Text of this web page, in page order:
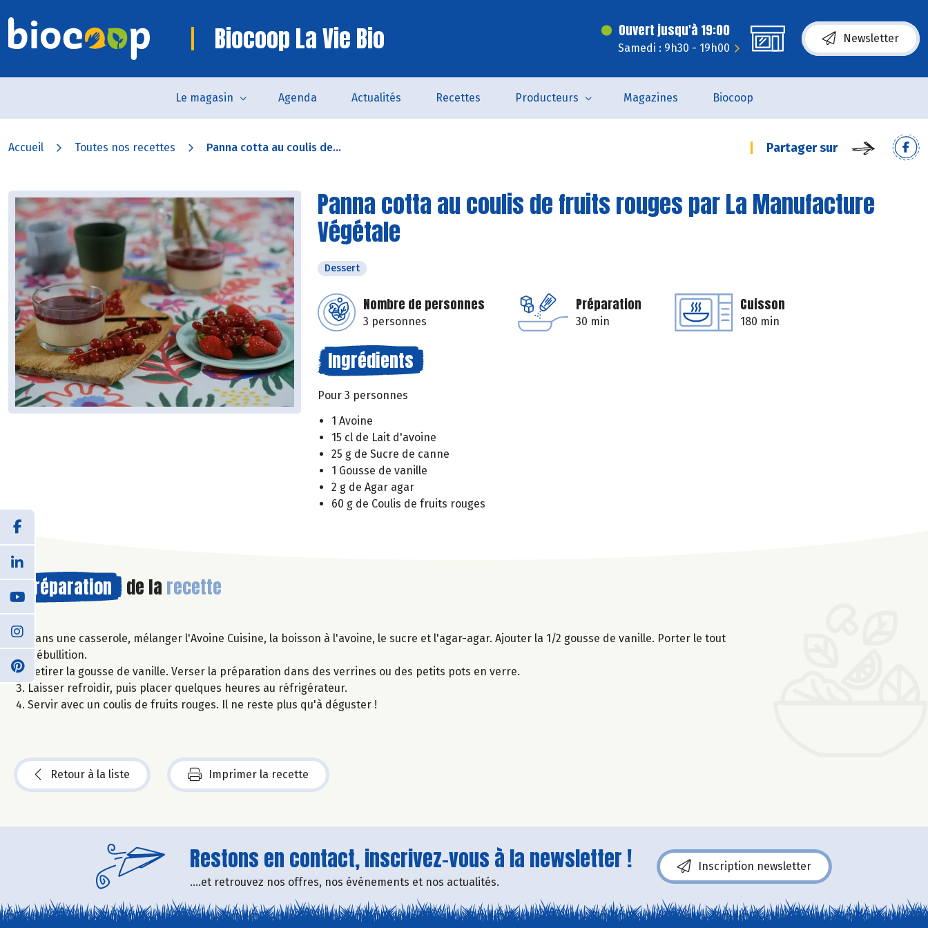
Biocoop La Vie Bio Ouvert jusqu'à 19:00
Samedi : 9h30 - 19h00
Newsletter
Le magasin Agenda Actualités Recettes Producteurs Magazines Biocoop
Accueil Toutes nos recettes Panna cotta au coulis de... Partager sur
Panna cotta au coulis de fruits rouges par La Manufacture
Végétale
Dessert
Nombre de personnes
3 personnes
Préparation
30 min
Cuisson
180 min
Ingrédients
Pour 3 personnes
1 Avoine
15 cl de Lait d'avoine
25 g de Sucre de canne
1 Gousse de vanille
2 g de Agar agar
60 g de Coulis de fruits rouges
Préparation de la recette
Dans une casserole, mélanger l'Avoine Cuisine, la boisson à l'avoine, le sucre et l'agar-agar. Ajouter la 1/2 gousse de vanille. Porter le tout
à ébullition.
Retirer la gousse de vanille. Verser la préparation dans des verrines ou des petits pots en verre.
Laisser refroidir, puis placer quelques heures au réfrigérateur.
Servir avec un coulis de fruits rouges. Il ne reste plus qu'à déguster !
Retour à la liste Imprimer la recette
Restons en contact, inscrivez-vous à la newsletter !
....et retrouvez nos offres, nos événements et nos actualités.
Inscription newsletter